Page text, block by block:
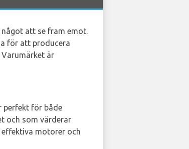
något att se fram emot.
för att producera
är
perfekt för både
och som värderar
motorer och